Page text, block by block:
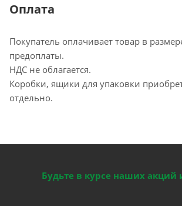
Оплата
Покупатель оплачивает товар в
предоплаты.
НДС не облагается.
Коробки, ящики для упаковки
отдельно.
Будьте в курсе наших акций